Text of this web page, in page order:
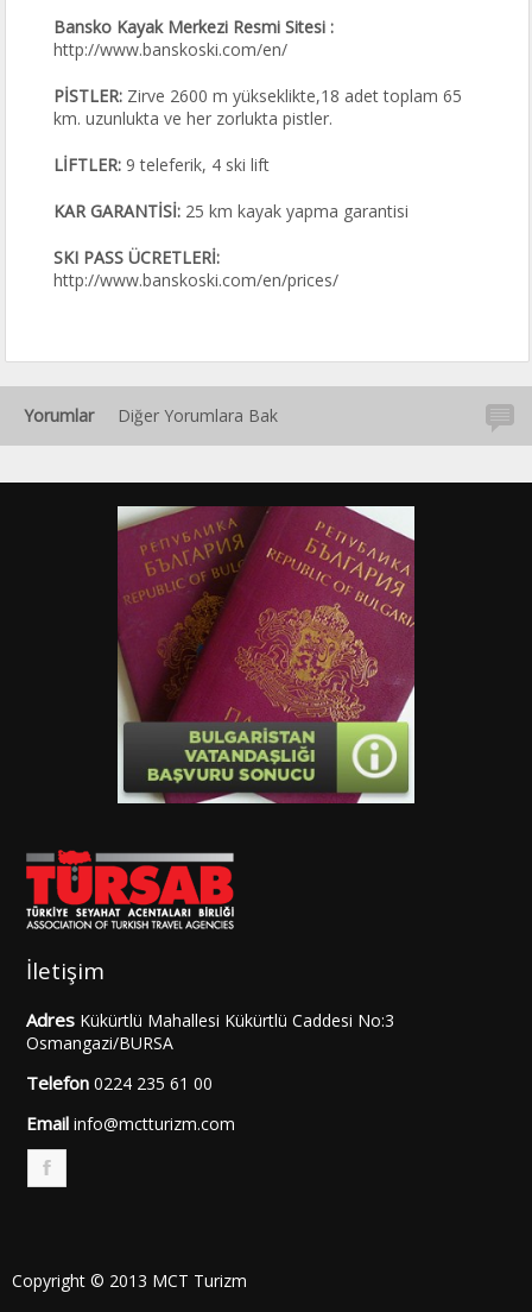
Bansko Kayak Merkezi Resmi Sitesi :
http://www.banskoski.com/en/
PİSTLER: Zirve 2600 m yükseklikte,18 adet toplam 65
km. uzunlukta ve her zorlukta pistler.
LİFTLER: 9 teleferik, 4 ski lift
KAR GARANTİSİ: 25 km kayak yapma garantisi
SKI PASS ÜCRETLERİ:
http://www.banskoski.com/en/prices/
Yorumlar Diğer Yorumlara Bak
İletişim
Adres Kükürtlü Mahallesi Kükürtlü Caddesi No:3
Osmangazi/BURSA
Telefon0224 235 61 00
Emailinfo@mctturizm.com
F
Copyright © 2013 MCT Turizm